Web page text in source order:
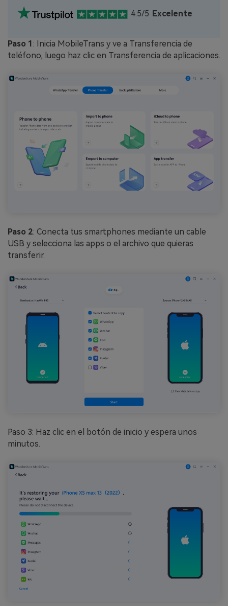
4.5/5 Excelente
Paso 1 : Inicia MobileTrans y ve a Transferencia de
teléfono, luego haz clic en Transferencia de aplicaciones.
Paso 2: Conecta tus smartphones mediante un cable
USB y selecciona las apps o el archivo que quieras
transferir.
Paso 3: Haz clic en el botón de inicio y espera unos
minutos.